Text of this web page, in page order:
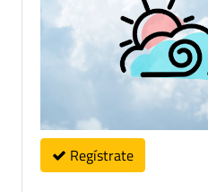
Regístrate